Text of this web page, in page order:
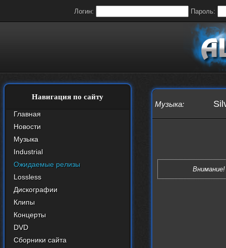
Логин: Пароль:
Навигация по сайту
Главная
Новости
Музыка
Industrial
Ожидаемые релизы
Lossless
Дискографии
Клипы
Концерты
DVD
Сборники сайта
Музыка: